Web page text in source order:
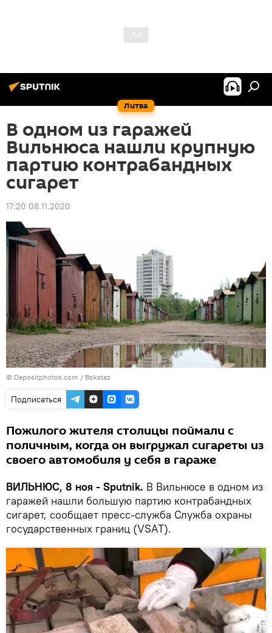
Литва
В одном из гаражей
Вильнюса нашли крупную
партию контрабандных
сигарет
17:20 08.11.2020
© Depositphotos.com / Bokstaz
Подписаться
Пожилого жителя столицы поймали с
поличным, когда он выгружал сигареты из
своего автомобиля у себя в гараже
ВИЛЬНЮС, 8 ноя - Sputnik. В Вильнюсе в одном из
гаражей нашли большую партию контрабандных
сигарет, сообщает пресс-служба Служба охраны
государственных границ (VSAT).